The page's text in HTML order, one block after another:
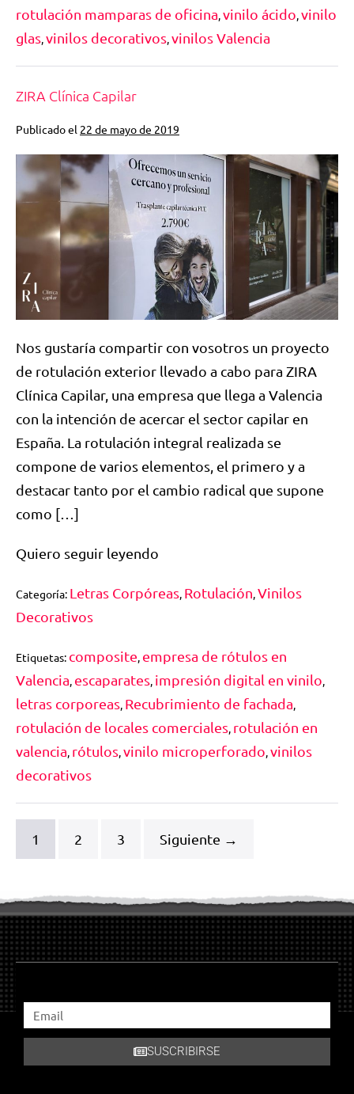
rotulación mamparas de oficina,vinilo ácido,vinilo
glas,vinilos decorativos,vinilos Valencia
ZIRA Clínica Capilar
Publicado el 22 de mayo de 2019
Nos gustaría compartir con vosotros un proyecto
de rotulación exterior llevado a cabo para ZIRA
Clínica Capilar, una empresa que llega a Valencia
con la intención de acercar el sector capilar en
España. La rotulación integral realizada se
compone de varios elementos, el primero y a
destacar tanto por el cambio radical que supone
como […]
Quiero seguir leyendo
Categoría: Letras Corpóreas Rotulación Vinilos
Decorativos
Etiquetas: composite empresa de rótulos en
Valencia escaparates impresión digital en vinilo
letras corporeas Recubrimiento de fachada
rotulación de locales comerciales rotulación en
valencia rótulos vinilo microperforado vinilos
decorativos
1 2 3 Siguiente →
SUSCRIBIRSE